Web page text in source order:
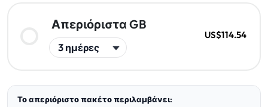
Απεριόριστα GB
US$114.54
Το απεριόριστο πακέτο περιλαμβάνει: